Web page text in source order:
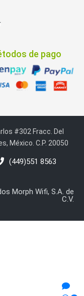
de pago
#302 Fracc. Del
México. C.P. 20050
(449)551 8563
Morph Wifi, S.A. de
C.V.